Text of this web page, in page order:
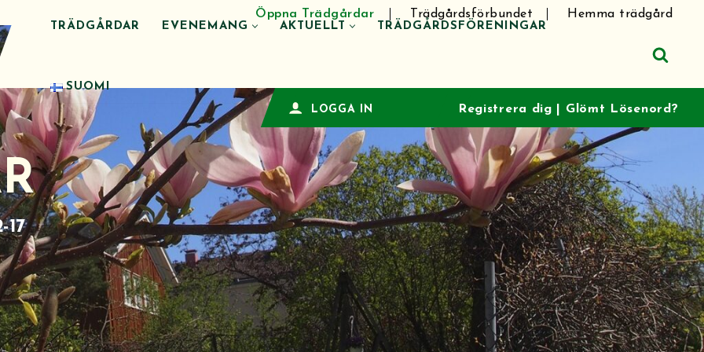
Öppna Trädgårdar Trädgårdsförbundet Hemma trädgård
TRÄDGÅRDAR EVENEMANG AKTUELLT TRÄDGÅRDSFÖRENINGAR
SUOMI
LOGGA IN
Registrera dig Glömt Lösenord?